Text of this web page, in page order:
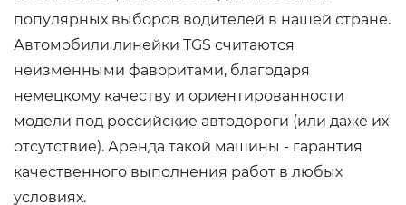
популярных выборов водителей в нашей стране.
Автомобили линейки TGS считаются
неизменными фаворитами, благодаря
немецкому качеству и ориентированности
модели под российские автодороги (или даже их
отсутствие). Аренда такой машины - гарантия
качественного выполнения работ в любых
условиях.